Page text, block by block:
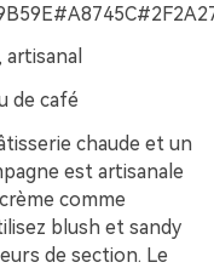
de café
chaude et un
est artisanale
comme
blush et sandy
de section. Le